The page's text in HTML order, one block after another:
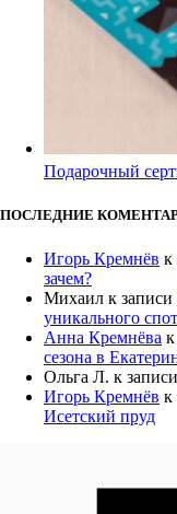
Подарочный
ПОСЛЕДНИЕ
Игорь Кремнёв к
зачем?
Михаил к записи
уникального
Анна Кремнёва
сезона в
Ольга Л. к записи
Игорь Кремнёв к
Исетский пруд